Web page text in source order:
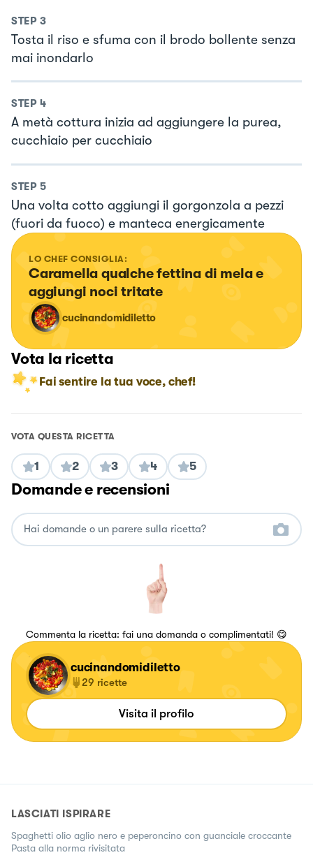
STEP 3
Tosta il riso e sfuma con il brodo bollente senza
mai inondarlo
STEP 4
A metà cottura inizia ad aggiungere la purea,
cucchiaio per cucchiaio
STEP 5
Una volta cotto aggiungi il gorgonzola a pezzi
(fuori da fuoco) e manteca energicamente
LO CHEF CONSIGLIA:
Caramella qualche fettina di mela e
aggiungi noci tritate
cucinandomidiletto
Vota la ricetta
Fai sentire la tua voce, chef!
VOTA QUESTA RICETTA
1 2 3 4 5
Domande e recensioni
Commenta la ricetta: fai una domanda o complimentati! 😋
cucinandomidiletto
29 ricette
Visita il profilo
LASCIATI ISPIRARE
Spaghetti olio aglio nero e peperoncino con guanciale croccante
Pasta alla norma rivisitata